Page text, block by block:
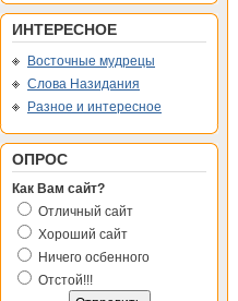
ИНТЕРЕСНОЕ
Восточные мудрецы
Слова Назидания
Разное и интересное
ОПРОС
Как Вам сайт?
Отличный сайт
Хороший сайт
Ничего осбенного
Отстой!!!